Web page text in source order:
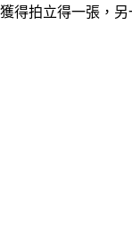
獲得拍立得一張，